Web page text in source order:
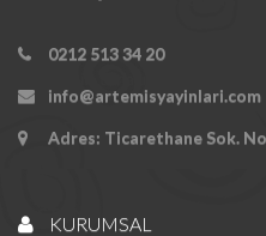
0212 513 34 20
info@artemisyayinlari.com
Adres: Ticarethane Sok.
KURUMSAL